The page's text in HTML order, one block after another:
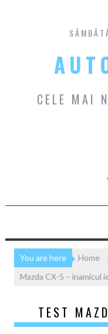
CELE MAI
You are here Home
Mazda CX-5 – inamicul
TEST